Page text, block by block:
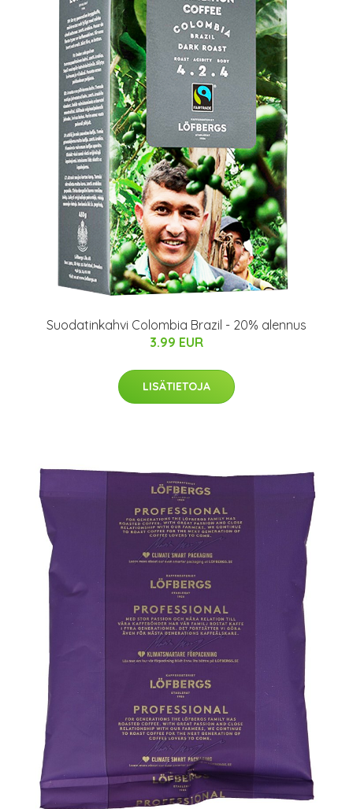
Suodatinkahvi Colombia Brazil - 20% alennus
3.99 EUR
LISÄTIETOJA